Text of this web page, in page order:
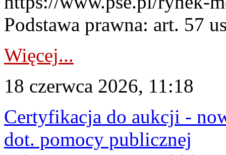
Podstawa prawna: art. 57
Więcej...
18 czerwca 2026, 11:18
Certyfikacja do aukcji -
dot. pomocy publicznej